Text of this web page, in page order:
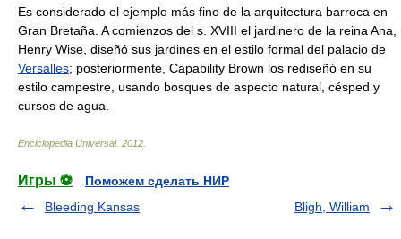
Es considerado el ejemplo más fino de la arquitectura barroca en
Gran Bretaña. A comienzos del s. XVIII el jardinero de la reina Ana,
Henry Wise, diseñó sus jardines en el estilo formal del palacio de
Versalles; posteriormente, Capability Brown los rediseñó en su
estilo campestre, usando bosques de aspecto natural, césped y
cursos de agua.
Enciclopedia Universal. 2012
Игры ⚽
Поможем сделать НИР
Bleeding Kansas
Bligh, William